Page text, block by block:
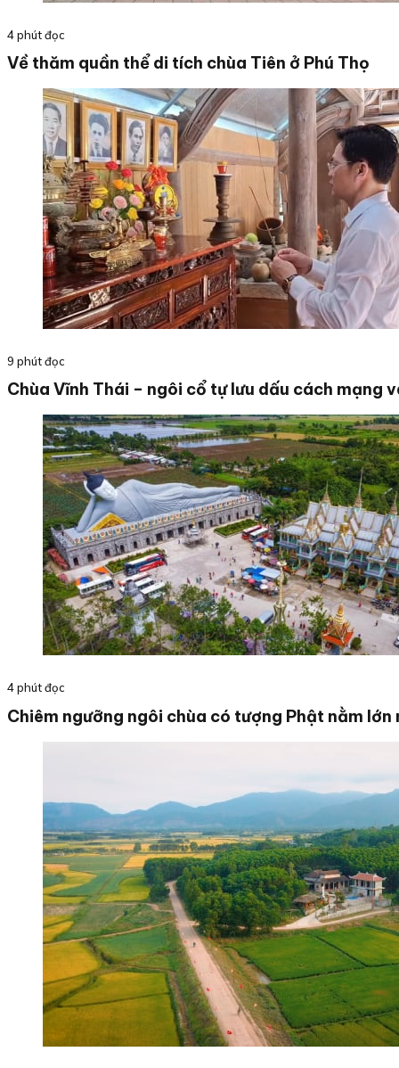
4 phút đọc
Về thăm quần thể di tích chùa Tiên ở Phú Thọ
9 phút đọc
Chùa Vĩnh Thái – ngôi cổ tự lưu dấu cách mạng
4 phút đọc
Chiêm ngưỡng ngôi chùa có tượng Phật nằm lớn